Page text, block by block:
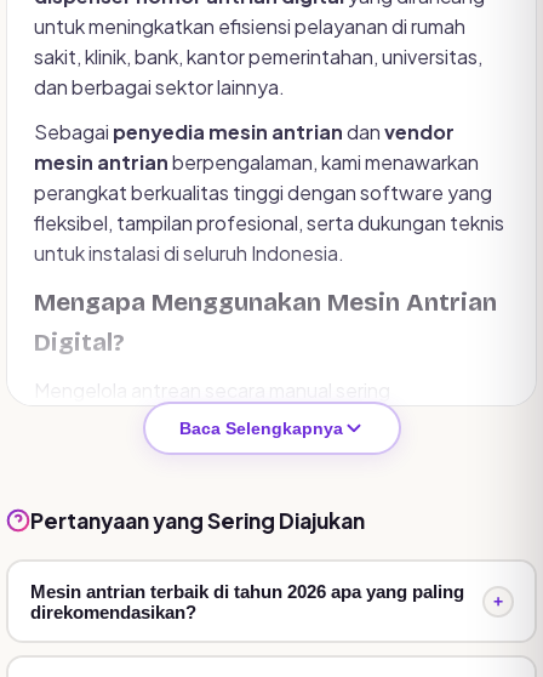
untuk meningkatkan efisiensi pelayanan di rumah
sakit, klinik, bank, kantor pemerintahan, universitas,
dan berbagai sektor lainnya.
Sebagai penyedia mesin antriandanvendor
mesin antrianberpengalaman, kami menawarkan
perangkat berkualitas tinggi dengan software yang
fleksibel, tampilan profesional, serta dukungan teknis
untuk instalasi di seluruh Indonesia.
Mengapa Menggunakan Mesin Antrian
Digital?
Mengelola antrean secara manual sering
menimbulkan masalah seperti antrean tidak teratur,
pelanggan saling mendahului, hingga waktu tunggu
membantu mengatasi masalah tersebut dengan
sistem otomatis yang mudah digunakan. Manfaat
Pelayanan lebih cepat.
Mengurangi antrean panjang.
Baca Selengkapnya
Pertanyaan yang Sering Diajukan
Mesin antrian terbaik di tahun 2026 apa yang paling
direkomendasikan?
+